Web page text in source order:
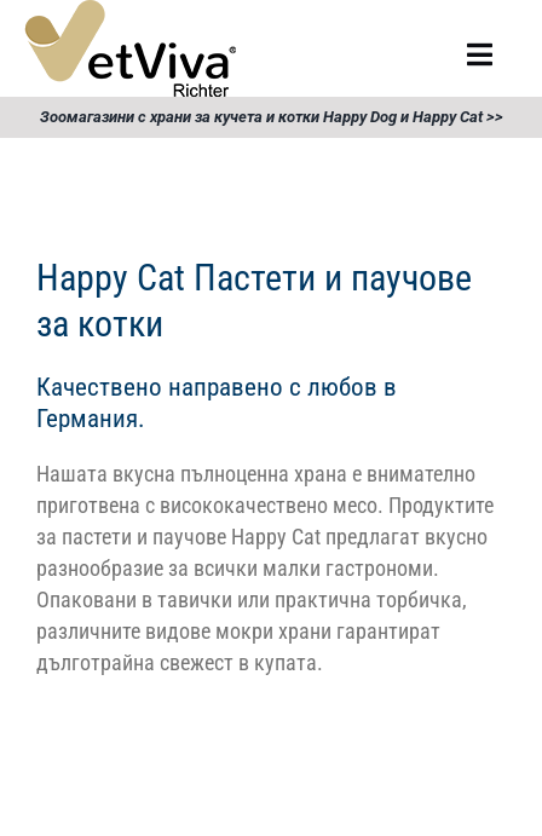
Skip
content
Търсене
за:
Храна за кучета
Събития
Ветеринарни диети
Зоомагазини с храни за кучета и котки Happy Dog и Happy Cat >>
Happy Cat Пастети и паучове
за котки
Качествено направено с любов в
Германия.
Нашата вкусна пълноценна храна е внимателно
приготвена с висококачествено месо. Продуктите
за пастети и паучове Happy Cat предлагат вкусно
разнообразие за всички малки гастрономи.
Опаковани в тавички или практична торбичка,
различните видове мокри храни гарантират
дълготрайна свежест в купата.